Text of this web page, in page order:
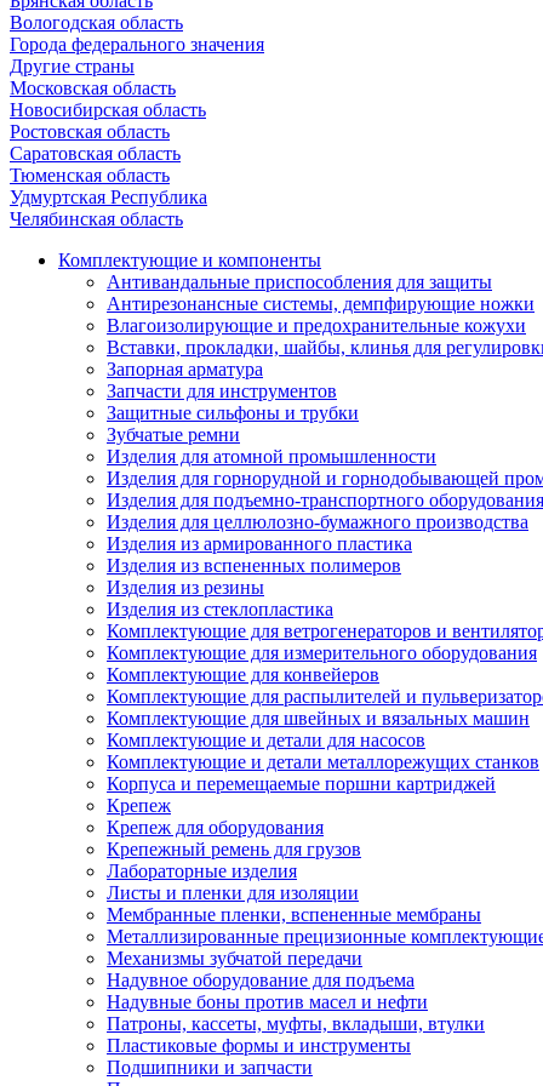
Вологодская область
Города федерального значения
Другие страны
Московская область
Новосибирская область
Ростовская область
Саратовская область
Тюменская область
Удмуртская Республика
Челябинская область
Комплектующие и компоненты
Антивандальные приспособления для защиты
Антирезонансные системы, демпфирующие ножки
Влагоизолирующие и предохранительные кожухи
Вставки, прокладки, шайбы, клинья для
Запорная арматура
Запчасти для инструментов
Защитные сильфоны и трубки
Зубчатые ремни
Изделия для атомной промышленности
Изделия для горнорудной и горнодобывающей
Изделия для подъемно-транспортного оборудования
Изделия для целлюлозно-бумажного производства
Изделия из армированного пластика
Изделия из вспененных полимеров
Изделия из резины
Изделия из стеклопластика
Комплектующие для ветрогенераторов и
Комплектующие для измерительного оборудования
Комплектующие для конвейеров
Комплектующие для распылителей и
Комплектующие для швейных и вязальных машин
Комплектующие и детали для насосов
Комплектующие и детали металлорежущих станков
Корпуса и перемещаемые поршни картриджей
Крепеж
Крепеж для оборудования
Крепежный ремень для грузов
Лабораторные изделия
Листы и пленки для изоляции
Мембранные пленки, вспененные мембраны
Металлизированные прецизионные
Механизмы зубчатой передачи
Надувное оборудование для подъема
Надувные боны против масел и нефти
Патроны, кассеты, муфты, вкладыши, втулки
Пластиковые формы и инструменты
Подшипники и запчасти